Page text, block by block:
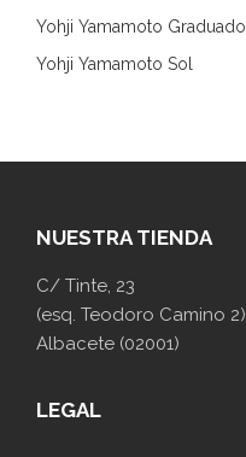
Yohji Yamamoto Graduado
Yohji Yamamoto Sol
NUESTRA TIENDA
C/ Tinte, 23
(esq. Teodoro Camino 2)
Albacete (02001)
LEGAL